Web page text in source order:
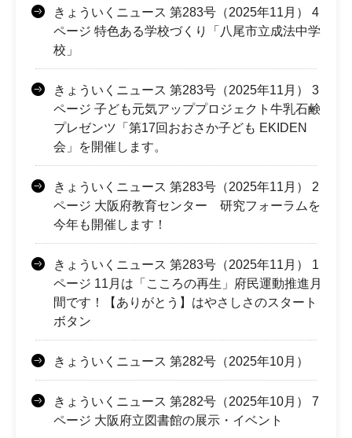
きょういくニュース 第283号（2025年11月） 4
ページ 特色ある学校づくり「八尾市立成法中学
校」
きょういくニュース 第283号（2025年11月） 3
ページ 子ども元気アッププロジェクト牛乳石鹸
プレゼンツ「第17回おおさか子ども EKIDEN
会」を開催します。
きょういくニュース 第283号（2025年11月） 2
ページ 大阪府教育センター 研究フォーラムを
今年も開催します！
きょういくニュース 第283号（2025年11月） 1
ページ 11月は「こころの再生」府民運動推進月
間です！【ありがとう】はやさしさのスタート
ボタン
きょういくニュース 第282号（2025年10月）
きょういくニュース 第282号（2025年10月） 7
ページ 大阪府立図書館の展示・イベント